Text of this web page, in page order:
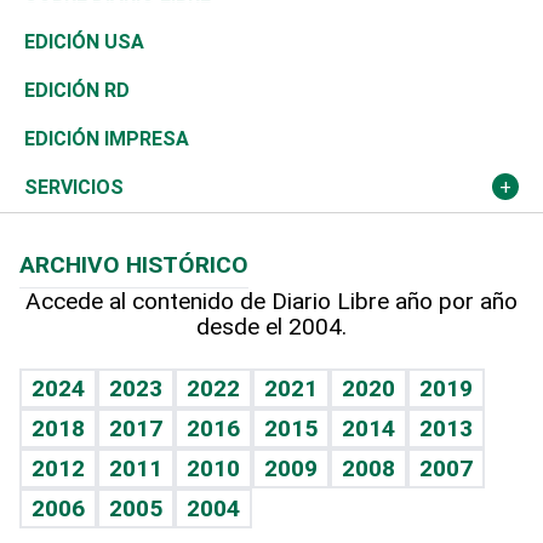
Reportajes
África
Ocenanía
Caribe
Resto del mundo
Vivienda
Telecom.
Global y variable
Economía personal
Buena Vida
Sociales
Novedades
Podcast Arte Libre
Hablando con el pediatra
Vida y familia
Eñe
Celebrando la vida
Sin complejos
Ciclismo
Tenis
Olimpismo
Más deportes
TBT Deportivo
En Directo
El Espía
Noticiero Poteleche
Columnistas
Más firmas
Tecnología
Historia
Martes de tecnología
Cambio climático
Economía
Revista
Deportes
Opinión
Hecho en casa
Guía del dinero
EDICIÓN USA
EDICIÓN RD
EDICIÓN IMPRESA
SERVICIOS
Cumpleaños
Horóscopos
Crucigramas
ARCHIVO HISTÓRICO
Accede al contenido de Diario Libre año por año
desde el 2004.
2024 2023 2022 2021 2020
2019
2018
2017 2016 2015 2014
2013
2012
2011 2010 2009 2008
2007
2006
2005 2004